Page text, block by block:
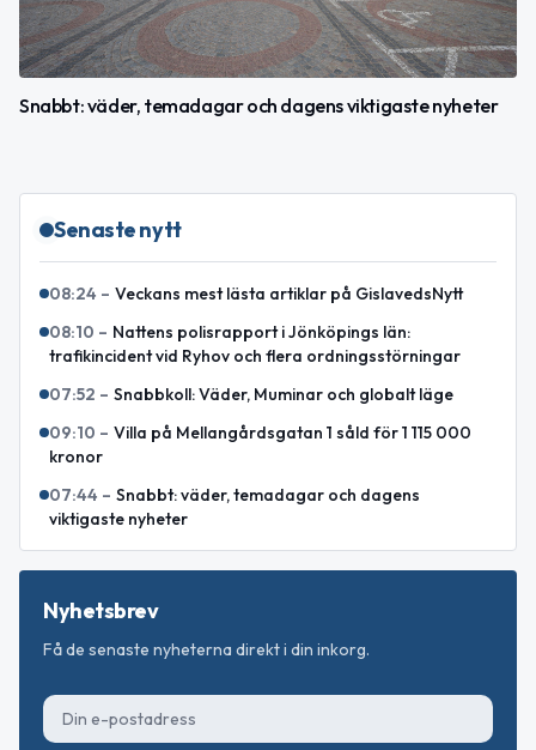
Snabbt: väder, temadagar och dagens viktigaste nyheter
Senaste nytt
08:24 – Veckans mest lästa artiklar på GislavedsNytt
08:10 – Nattens polisrapport i Jönköpings län:
trafikincident vid Ryhov och flera ordningsstörningar
07:52 – Snabbkoll: Väder, Muminar och globalt läge
09:10 – Villa på Mellangårdsgatan 1 såld för 1 115 000
kronor
07:44 – Snabbt: väder, temadagar och dagens
viktigaste nyheter
Nyhetsbrev
Få de senaste nyheterna direkt i din inkorg.